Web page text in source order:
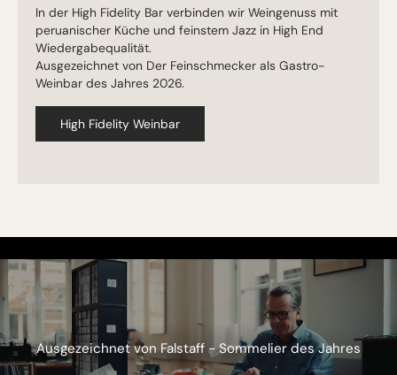
In der High Fidelity Bar verbinden wir Weingenuss mit
peruanischer Küche und feinstem Jazz in High End
Wiedergabequalität.
Ausgezeichnet von Der Feinschmecker als Gastro-
Weinbar des Jahres 2026.
High Fidelity Weinbar
Ausgezeichnet von Falstaff - Sommelier des Jahres